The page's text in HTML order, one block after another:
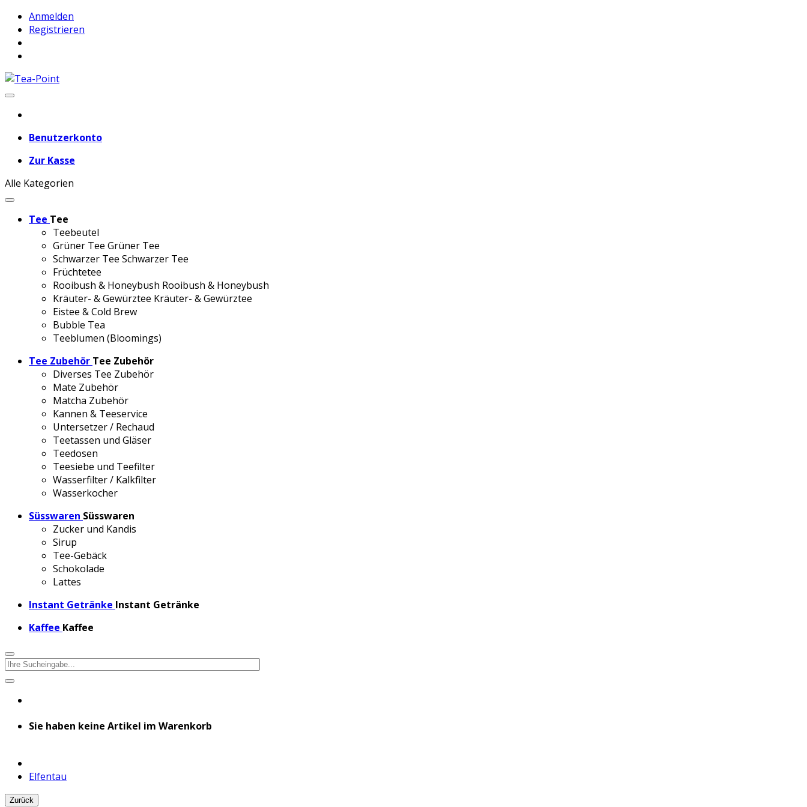
Anmelden
Registrieren
Benutzerkonto
Zur Kasse
Alle Kategorien
Tee Tee
Teebeutel
Grüner Tee Grüner Tee
Schwarzer Tee Schwarzer Tee
Früchtetee
Rooibush & Honeybush Rooibush & Honeybush
Kräuter- & Gewürztee Kräuter- & Gewürztee
Eistee & Cold Brew
Bubble Tea
Teeblumen (Bloomings)
Tee Zubehör Tee Zubehör
Diverses Tee Zubehör
Mate Zubehör
Matcha Zubehör
Kannen & Teeservice
Untersetzer / Rechaud
Teetassen und Gläser
Teedosen
Teesiebe und Teefilter
Wasserfilter / Kalkfilter
Wasserkocher
Süsswaren Süsswaren
Zucker und Kandis
Sirup
Tee-Gebäck
Schokolade
Lattes
Instant Getränke Instant Getränke
Kaffee Kaffee
Sie haben keine Artikel im Warenkorb
Elfentau
Zurück